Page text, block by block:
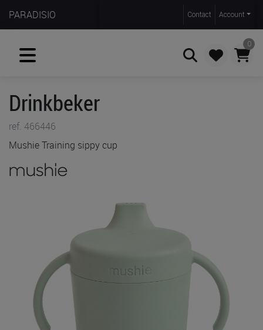
PARADISIO Contact Account
0
Drinkbeker
ref. 466446
Mushie Training sippy cup